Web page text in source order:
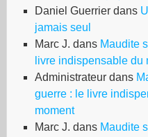
Daniel Guerrier dans
jamais seul
Marc J. dans Maudite
livre indispensable du
Administrateur dans
guerre : le livre
moment
Marc J. dans Maudite